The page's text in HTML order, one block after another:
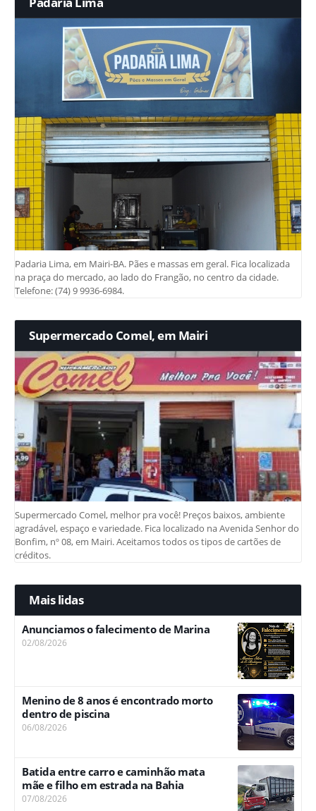
Padaria Lima, em Mairi-BA. Pães e massas em geral. Fica localizada
na praça do mercado, ao lado do Frangão, no centro da cidade.
Telefone: (74) 9 9936-6984.
Supermercado Comel, em Mairi
Supermercado Comel, melhor pra você! Preços baixos, ambiente
agradável, espaço e variedade. Fica localizado na Avenida Senhor do
Bonfim, nº 08, em Mairi. Aceitamos todos os tipos de cartões de
créditos.
Mais lidas
Anunciamos o falecimento de Marina
02/08/2026
Menino de 8 anos é encontrado morto
dentro de piscina
06/08/2026
Batida entre carro e caminhão mata
mãe e filho em estrada na Bahia
07/08/2026